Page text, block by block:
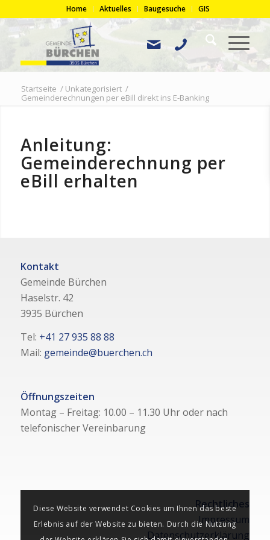
Home Aktuelles Baugesuche GIS
Startseite / Unkategorisiert /
Gemeinderechnungen per eBill direkt ins E-Banking
Anleitung:
Gemeinderechnung per
eBill erhalten
Kontakt
Gemeinde Bürchen
Haselstr. 42
3935 Bürchen
Tel: +41 27 935 88 88
Mail: gemeinde@buerchen.ch
Öffnungszeiten
Montag – Freitag: 10.00 – 11.30 Uhr oder nach
telefonischer Vereinbarung
Rechtliches
Impressum
Datenschutzerklärung
Diese Website verwendet Cookies um Ihnen das beste
Erlebnis auf der Website zu bieten. Durch die Nutzung